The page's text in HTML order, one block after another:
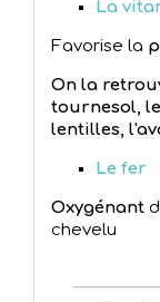
La
Favorise la
On la
tournesol,
lentilles,
Le fer
Oxygénant
chevelu